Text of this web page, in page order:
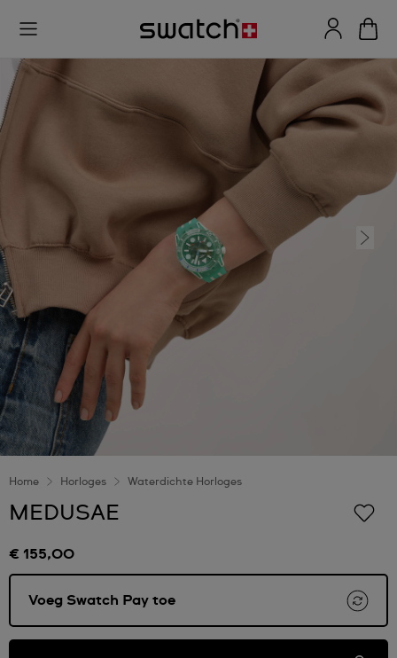
Home Horloges Waterdichte Horloges
MEDUSAE
€ 155,00
Voeg Swatch Pay toe